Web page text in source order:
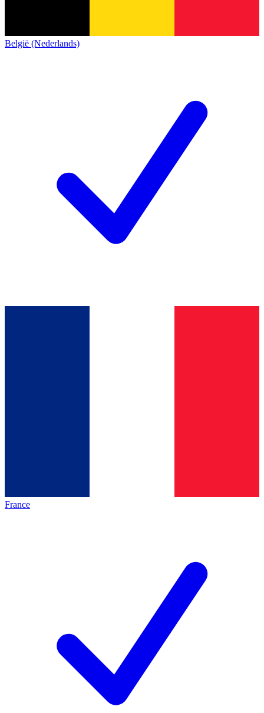
België (Nederlands)
France